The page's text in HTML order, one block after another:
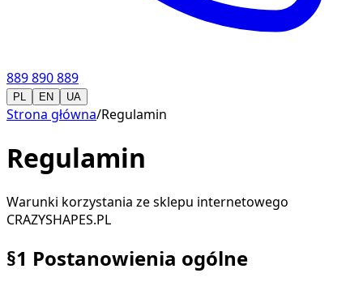
889 890 889
PL EN UA
Strona główna/Regulamin
Regulamin
Warunki korzystania ze sklepu internetowego
CRAZYSHAPES.PL
§1 Postanowienia ogólne